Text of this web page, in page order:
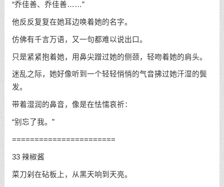
“乔佳善、乔佳善……”
他反反复复在她耳边唤着她的名字。
仿佛有千言万语，又一句都难以说出口。
只是紧紧抱着她，用鼻尖蹭过她的侧颈，轻吻着她的肩头。
迷乱之际，她好像听到一个轻轻悄悄的气音拂过她汗湿的鬓
发。
带着湿润的鼻音，像是在怯懦哀祈：
“别忘了我。”
=======================
33 辣椒酱
菜刀剁在砧板上，从黑天响到天亮。